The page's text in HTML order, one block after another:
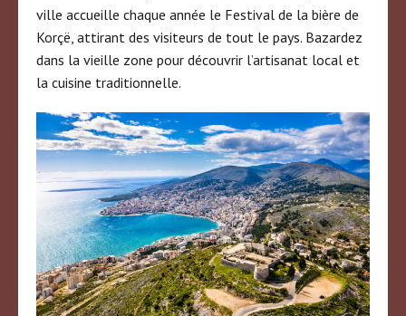
ville accueille chaque année le Festival de la bière de
Korçë, attirant des visiteurs de tout le pays. Bazardez
dans la vieille zone pour découvrir l’artisanat local et
la cuisine traditionnelle.